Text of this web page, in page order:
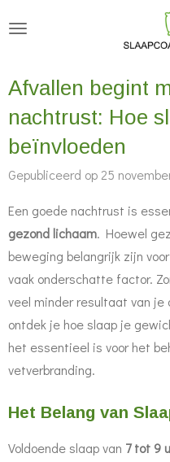
de
hoofdinhoud
Afvallen begint
nachtrust: Hoe
beïnvloeden
Gepubliceerd op 25
Een goede nachtrust is
gezond lichaam. Hoewel
beweging belangrijk zijn
vaak onderschatte factor.
veel minder resultaat van
ontdek je hoe slaap je
het essentieel is voor het
vetverbranding.
Het Belang van
Voldoende slaap van 7 tot 9